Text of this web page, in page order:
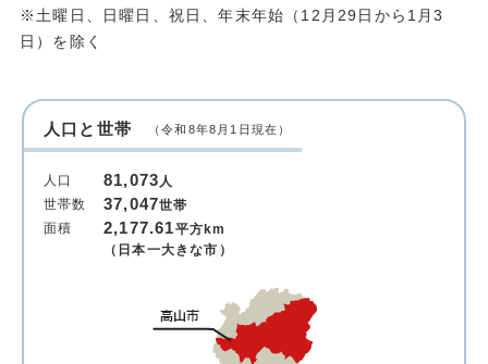
※土曜日、日曜日、祝日、年末年始（12月29日から1月3
日）を除く
人口と世帯 （令和8年8月1日現在）
人口 81,073人
世帯数
37,047世帯
面積
2,177.61平方km
（日本一大きな市）